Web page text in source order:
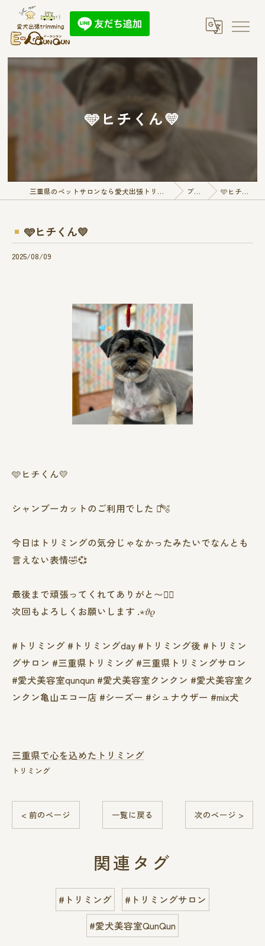
🩵ヒチくん💛
三重県のペットサロンなら愛犬出張トリミング E-QunQun ブログ 🩵ヒチくん💛
🩵ヒチくん💛
2025/08/09
🩵ヒチくん💛
シャンプーカットのご利用でした ✄⃰🫧
今日はトリミングの気分じゃなかったみたいでなんとも
言えない表情‪🤣‬💞
最後まで頑張ってくれてありがと〜❤️‍🔥
次回もよろしくお願いします .⋆𝜗𝜚
#トリミング #トリミングday #トリミング後 #トリミン
グサロン #三重県トリミング #三重県トリミングサロン
#愛犬美容室qunqun #愛犬美容室クンクン #愛犬美容室ク
ンクン亀山エコー店 #シーズー #シュナウザー #mix犬
三重県で心を込めたトリミング
トリミング
< 前のページ 一覧に戻る 次のページ >
関連タグ
#トリミング
#トリミングサロン
#愛犬美容室QunQun